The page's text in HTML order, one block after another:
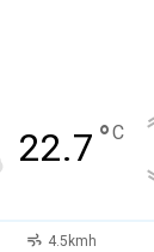
22.7 °C
4.5kmh